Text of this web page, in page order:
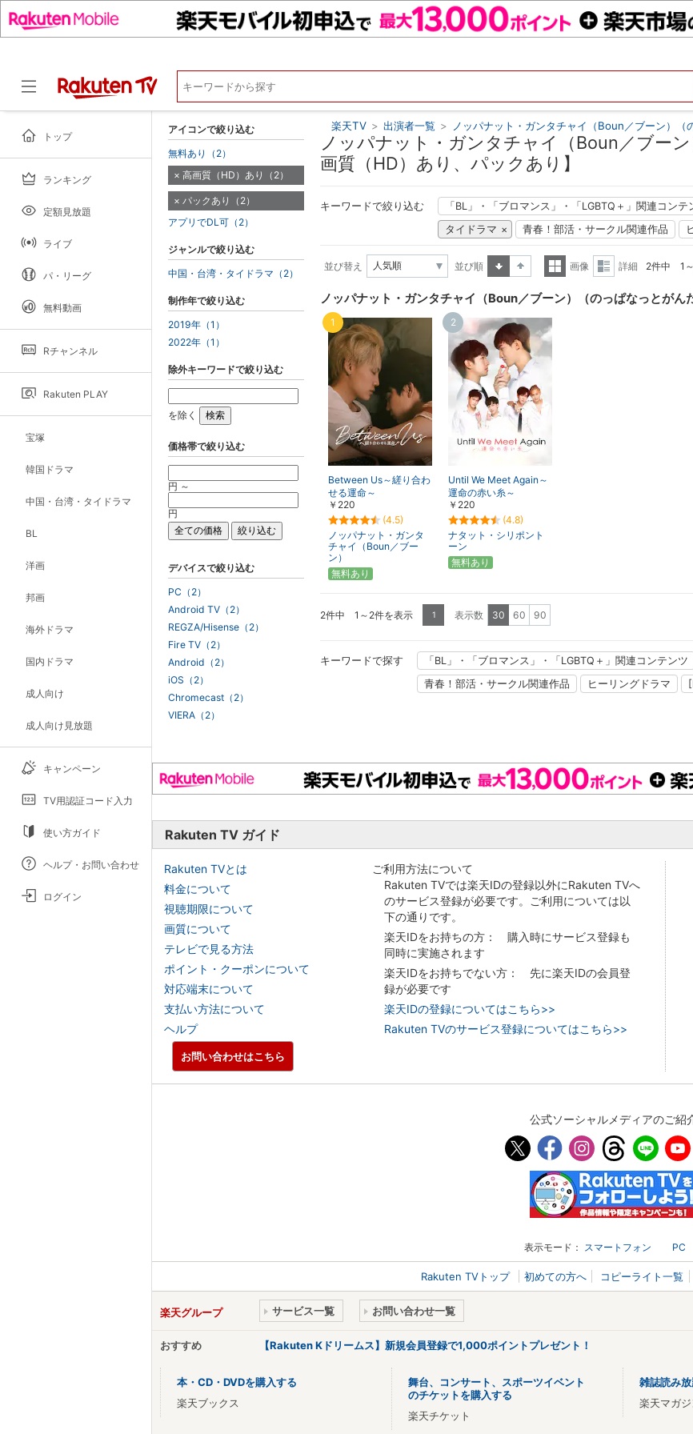
トップ
ランキング
定額見放題
ライブ
パ・リーグ
無料動画
Rチャンネル
Rakuten PLAY
宝塚
韓国ドラマ
中国・台湾・タイドラマ
BL
洋画
邦画
海外ドラマ
国内ドラマ
成人向け
成人向け見放題
キャンペーン
TV用認証コード入力
使い方ガイド
ヘルプ・お問い合わせ
ログイン
楽天TV > 出演者一覧 > ノッパナット・ガンタチャイ（Boun／ブーン）（
ノッパナット・ガンタチャイ（Boun／ブー
画質（HD）あり、パックあり】
キーワードで絞り込む 「BL」・「ブロマンス」・「LGBTQ＋」関連コンテ
タイドラマ
青春！部活・サークル関連作品
並び替え
並び順
画像
表示
詳細 2件中 1
ノッパナット・ガンタチャイ（Boun／ブーン）（のっぱなっとがん
Between Us～縒り合わ
せる運命～
￥220
(4.5)
ノッパナット・ガンタ
チャイ（Boun／ブー
ン）
1
無料あり
Until We Meet Again～
運命の赤い糸～
￥220
(4.8)
ナタット・シリポント
ーン
2
無料あり
2件中 1～2件を表示 1 表示数 30 60 90
キーワードで探す 「BL」・「ブロマンス」・「LGBTQ＋」関連コンテンツ
青春！部活・サークル関連作品
ヒーリングドラマ
アイコンで絞り込む
無料あり（2）
高画質（HD）あり（2）
パックあり（2）
アプリでDL可（2）
ジャンルで絞り込む
中国・台湾・タイドラマ（2）
制作年で絞り込む
2019年（1）
2022年（1）
除外キーワードで絞り込む
を除く
価格帯で絞り込む
円 ～
円
デバイスで絞り込む
PC（2）
Android TV（2）
REGZA/Hisense（2）
Fire TV（2）
Android（2）
iOS（2）
Chromecast（2）
VIERA（2）
Rakuten TV ガイド
Rakuten TVとは
料金について
視聴期限について
画質について
テレビで見る方法
ポイント・クーポンについて
対応端末について
支払い方法について
ヘルプ
ご利用方法について
Rakuten TVでは楽天IDの登録以外にRakuten TVへ
のサービス登録が必要です。ご利用については以
下の通りです。
楽天IDをお持ちの方： 購入時にサービス登録も
同時に実施されます
楽天IDをお持ちでない方： 先に楽天IDの会員登
録が必要です
楽天IDの登録についてはこちら>>
Rakuten TVのサービス登録についてはこちら>>
お問い合わせはこちら
公式ソーシャルメディアのご紹
表示モード： スマートフォン PC
Rakuten TVトップ 初めての方へ コピーライト一覧
楽天グループ サービス一覧 お問い合わせ一覧
おすすめ 【Rakuten Kドリームス】新規会員登録で1,000ポイントプレゼント！
本・CD・DVDを購入する
楽天ブックス
舞台、コンサート、スポーツイベント
のチケットを購入する
楽天チケット
雑誌読み
楽天マガジ